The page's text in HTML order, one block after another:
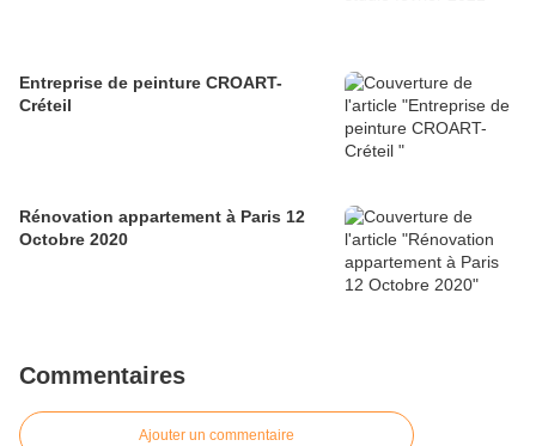
Entreprise de peinture CROART-
Créteil
Rénovation appartement à Paris 12
Octobre 2020
Commentaires
Ajouter un commentaire